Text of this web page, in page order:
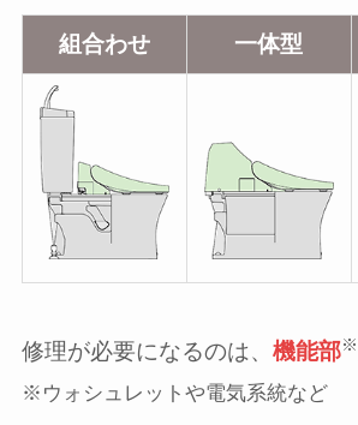
組合わせ 一体型
修理が必要になるのは、 機能部※
※ウォシュレットや電気系統など